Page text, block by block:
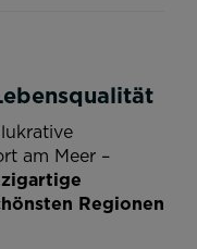
am Meer –
Regionen